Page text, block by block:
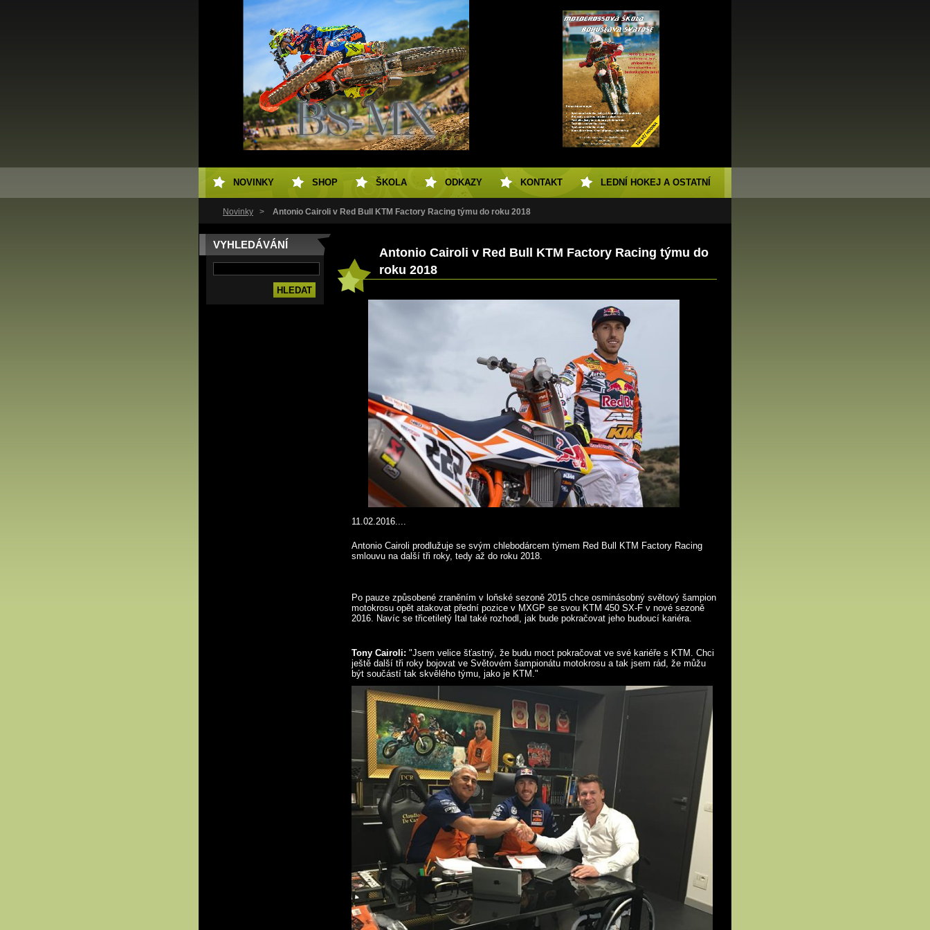
Novinky > Antonio Cairoli v Red Bull KTM Factory Racing týmu do roku 2018
VYHLEDÁVÁNÍ
Antonio Cairoli v Red Bull KTM Factory Racing týmu do
roku 2018
11.02.2016....
Antonio Cairoli prodlužuje se svým chlebodárcem týmem Red Bull KTM Factory Racing
smlouvu na další tři roky, tedy až do roku 2018.
Po pauze způsobené zraněním v loňské sezoně 2015 chce osminásobný světový šampion
motokrosu opět atakovat přední pozice v MXGP se svou KTM 450 SX-F v nové sezoně
2016. Navíc se třicetiletý Ital také rozhodl, jak bude pokračovat jeho budoucí kariéra.
Tony Cairoli: "Jsem velice šťastný, že budu moct pokračovat ve své kariéře s KTM. Chci
ještě další tři roky bojovat ve Světovém šampionátu motokrosu a tak jsem rád, že můžu
být součástí tak skvělého týmu, jako je KTM."
NOVINKY SHOP ŠKOLA ODKAZY KONTAKT LEDNÍ HOKEJ A OSTATNÍ